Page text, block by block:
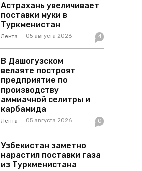
Астрахань увеличивает
поставки муки в
Туркменистан
Лента 05 августа 2026 4
В Дашогузском
велаяте построят
предприятие по
производству
аммиачной селитры и
карбамида
Лента 05 августа 2026 0
Узбекистан заметно
нарастил поставки газа
из Туркменистана